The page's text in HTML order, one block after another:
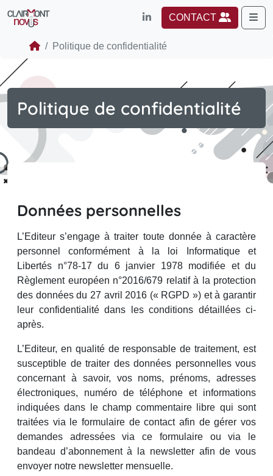
CONTACT
Politique de confidentialité
Politique de confidentialité
Données personnelles
L’Editeur s’engage à traiter toute donnée à caractère
personnel conformément à la loi Informatique et
Libertés n°78-17 du 6 janvier 1978 modifiée et du
Règlement européen n°2016/679 relatif à la protection
des données du 27 avril 2016 (« RGPD ») et à garantir
leur confidentialité dans les conditions détaillées ci-
après.
L’Editeur, en qualité de responsable de traitement, est
susceptible de traiter des données personnelles vous
concernant à savoir, vos noms, prénoms, adresses
électroniques, numéro de téléphone et informations
indiquées dans le champ commentaire libre qui sont
traitées via le formulaire de contact afin de gérer vos
demandes adressées via ce formulaire ou via le
bandeau d’abonnement à la newsletter afin de vous
envoyer notre newsletter mensuelle.